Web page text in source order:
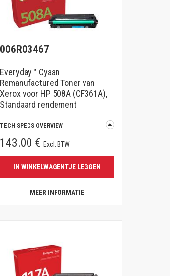
006R03467
Everyday™ Cyaan
Remanufactured Toner van
Xerox voor HP 508A (CF361A),
Standaard rendement
TECH SPECS OVERVIEW
143.00 € Excl. BTW
IN WINKELWAGENTJE LEGGEN
MEER INFORMATIE